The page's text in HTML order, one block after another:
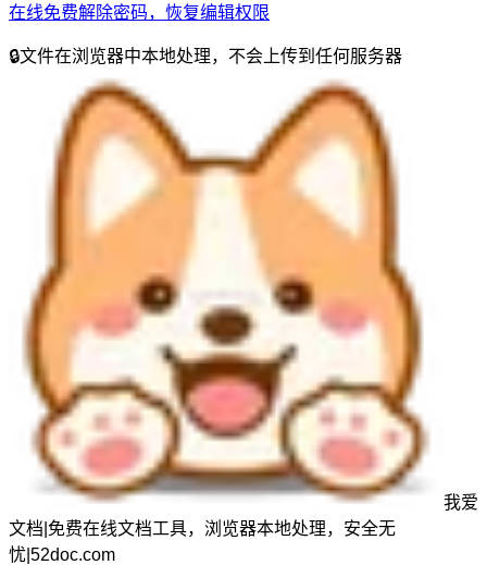
在线免费解除密码，恢复编辑权限
🔒文件在浏览器中本地处理，不会上传到任何服务器
我爱
文档 免费在线文档工具，浏览器本地处理，安全无
忧 52doc.com